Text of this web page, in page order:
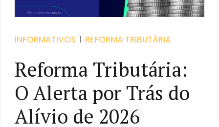
INFORMATIVOS REFORMA TRIBUTÁRIA
Reforma Tributária:
O Alerta por Trás do
Alívio de 2026